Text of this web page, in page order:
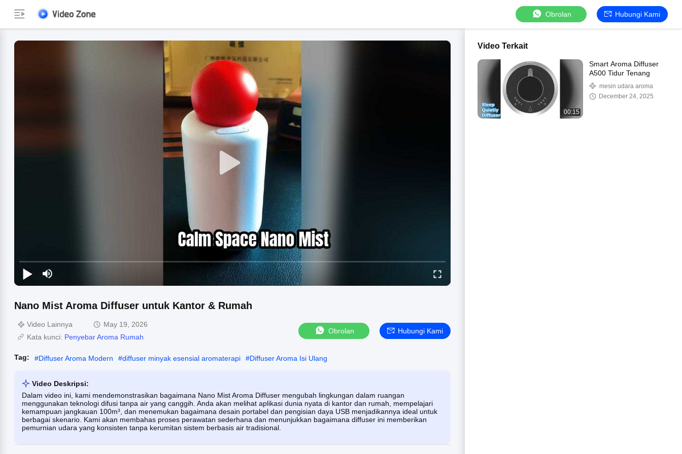
Obrolan Hubungi Kami
Nano Mist Aroma Diffuser untuk Kantor & Rumah
Video Lainnya
May 19, 2026
Kata kunci: Penyebar Aroma Rumah
Obrolan Hubungi Kami
Tag: #Diffuser Aroma Modern #diffuser minyak esensial aromaterapi #Diffuser Aroma Isi Ulang
Video Deskripsi:
Dalam video ini, kami mendemonstrasikan bagaimana Nano Mist Aroma Diffuser mengubah lingkungan dalam ruangan
menggunakan teknologi difusi tanpa air yang canggih. Anda akan melihat aplikasi dunia nyata di kantor dan rumah, mempelajari
kemampuan jangkauan 100m³, dan menemukan bagaimana desain portabel dan pengisian daya USB menjadikannya ideal untuk
berbagai skenario. Kami akan membahas proses perawatan sederhana dan menunjukkan bagaimana diffuser ini memberikan
pemurnian udara yang konsisten tanpa kerumitan sistem berbasis air tradisional.
Video Terkait
00:15
Smart Aroma Diffuser
A500 Tidur Tenang
mesin udara aroma
December 24, 2025